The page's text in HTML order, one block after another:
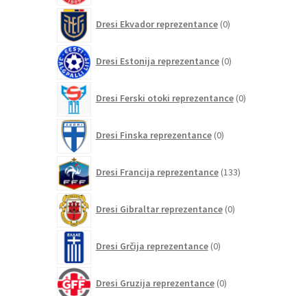
Dresi Ekvador reprezentance 0izdelkov
Dresi Estonija reprezentance 0izdelkov
Dresi Ferski otoki reprezentance 0izdelkov
Dresi Finska reprezentance 0izdelkov
Dresi Francija reprezentance 133izdelkov
Dresi Gibraltar reprezentance 0izdelkov
Dresi Grčija reprezentance 0izdelkov
Dresi Gruzija reprezentance 0izdelkov